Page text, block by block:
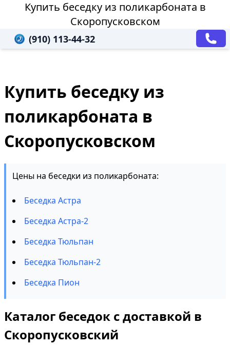
Купить беседку из поликарбоната в
Скоропусковском
(910) 113-44-32
Купить беседку из
поликарбоната в
Скоропусковском
Цены на беседки из поликарбоната:
Беседка Астра
Беседка Астра-2
Беседка Тюльпан
Беседка Тюльпан-2
Беседка Пион
Каталог беседок с доставкой в
Скоропусковский